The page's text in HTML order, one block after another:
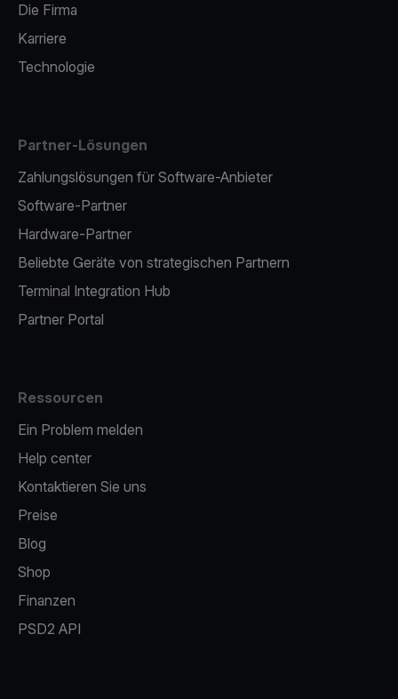
Die Firma
Karriere
Technologie
Partner-Lösungen
Zahlungslösungen für Software-Anbieter
Software-Partner
Hardware-Partner
Beliebte Geräte von strategischen Partnern
Terminal Integration Hub
Partner Portal
Ressourcen
Ein Problem melden
Help center
Kontaktieren Sie uns
Preise
Blog
Shop
Finanzen
PSD2 API